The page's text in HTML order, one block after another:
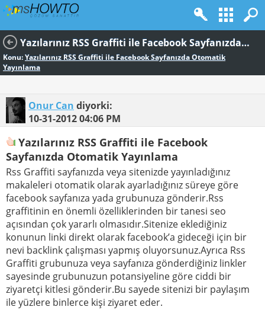
Yazılarınız RSS Graffiti ile Facebook Sayfanızda Otomatik Yayınlama
Konu:Yazılarınız RSS Graffiti ile Facebook Sayfanızda Otomatik
Yayınlama
Onur Can diyorki:
10-31-201204:06 PM
Yazılarınız RSS Graffiti ile Facebook
Sayfanızda Otomatik Yayınlama
Rss Graffiti sayfanızda veya sitenizde yayınladığınız
makaleleri otomatik olarak ayarladığınız süreye göre
facebook sayfanıza yada grubunuza gönderir.Rss
graffitinin en önemli özelliklerinden bir tanesi seo
açısından çok yararlı olmasıdır.Sitenize eklediğiniz
konunun linki direkt olarak facebook’a gideceği için bir
nevi backlink çalışması yapmış oluyorsunuz.Ayrıca Rss
Graffiti grubunuza veya sayfanıza gönderdiğiniz linkler
sayesinde grubunuzun potansiyeline göre ciddi bir
ziyaretçi kitlesi gönderir.Bu sayede sitenizi bir paylaşım
ile yüzlere binlerce kişi ziyaret eder.